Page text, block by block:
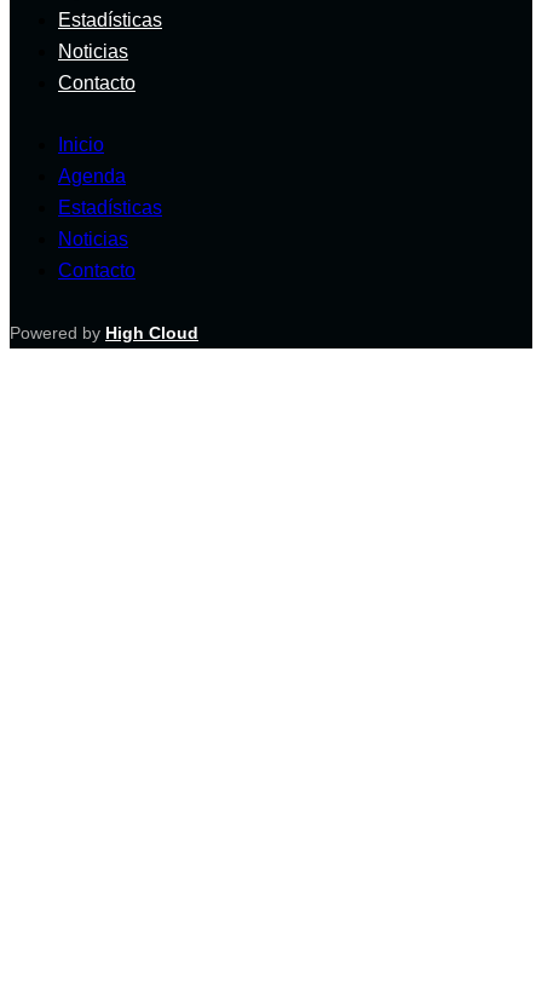
Estadísticas
Noticias
Contacto
Inicio
Agenda
Estadísticas
Noticias
Contacto
Powered by High Cloud